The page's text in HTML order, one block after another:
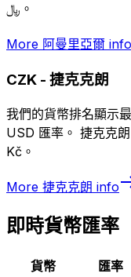
﷼。
More 阿曼里亞爾 info
CZK - 捷克克朗
我們的貨幣排名顯示
USD 匯率。 捷克克
Kč。
More 捷克克朗 info
即時貨幣匯率
貨幣 匯率